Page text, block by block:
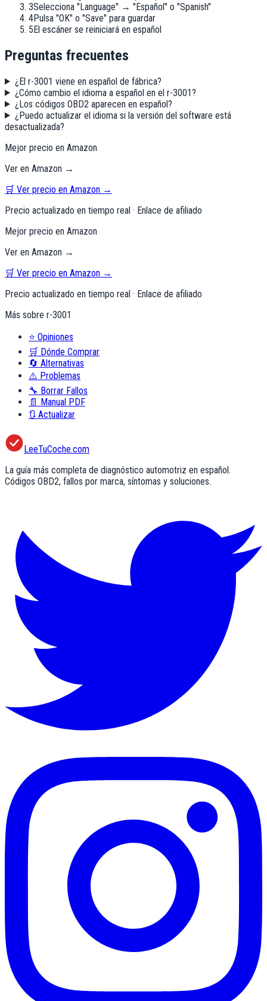
3Selecciona "Language" → "Español" o "Spanish"
4Pulsa "OK" o "Save" para guardar
5El escáner se reiniciará en español
Preguntas frecuentes
¿El r-3001 viene en español de fábrica?
¿Cómo cambio el idioma a español en el r-3001?
¿Los códigos OBD2 aparecen en español?
¿Puedo actualizar el idioma si la versión del software está
desactualizada?
Mejor precio en Amazon
Ver en Amazon →
🛒 Ver precio en Amazon →
Precio actualizado en tiempo real · Enlace de afiliado
Mejor precio en Amazon
Ver en Amazon →
🛒 Ver precio en Amazon →
Precio actualizado en tiempo real · Enlace de afiliado
Más sobre r-3001
⭐ Opiniones
🛒 Dónde Comprar
🔄 Alternativas
⚠️ Problemas
🔧 Borrar Fallos
📄 Manual PDF
🔃 Actualizar
LeeTuCoche.com
La guía más completa de diagnóstico automotriz en español.
Códigos OBD2, fallos por marca, síntomas y soluciones.